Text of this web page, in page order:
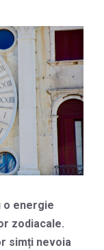
o energie
zodiacale.
simți nevoia